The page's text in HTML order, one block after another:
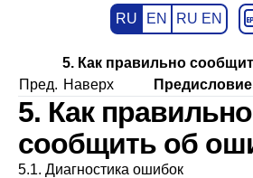
RU EN RU EN
5. Как правильно
Пред. Наверх Предисловие
5. Как правильно
сообщить об
5.1. Диагностика ошибок